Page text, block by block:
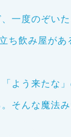
一度のぞい
飲み屋があ
よう来たな
そんな魔法